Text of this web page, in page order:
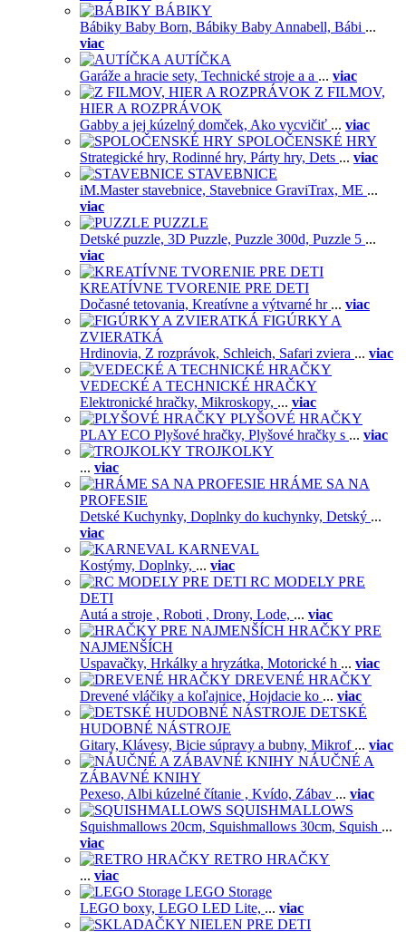
BÁBIKY
Bábiky Baby Born, Bábiky Baby Annabell, Bábi ...
viac
AUTÍČKA
Garáže a hracie sety, Technické stroje a a ... viac
Z FILMOV,
HIER A ROZPRÁVOK
Gabby a jej kúzelný domček, Ako vycvičiť ... viac
SPOLOČENSKÉ HRY
Strategické hry, Rodinné hry, Párty hry, Dets ... viac
STAVEBNICE
iM.Master stavebnice, Stavebnice GraviTrax, ME ...
viac
PUZZLE
Detské puzzle, 3D Puzzle, Puzzle 300d, Puzzle 5 ...
viac
KREATÍVNE TVORENIE PRE DETI
Dočasné tetovania, Kreatívne a výtvarné hr ... viac
FIGÚRKY A
ZVIERATKÁ
Hrdinovia, Z rozprávok, Schleich, Safari zviera ... viac
VEDECKÉ A TECHNICKÉ HRAČKY
Elektronické hračky, Mikroskopy, ... viac
PLYŠOVÉ HRAČKY
PLAY ECO Plyšové hračky, Plyšové hračky s ... viac
TROJKOLKY
... viac
HRÁME SA NA
PROFESIE
Detské Kuchynky, Doplnky do kuchynky, Detský ...
viac
KARNEVAL
Kostýmy, Doplnky, ... viac
RC MODELY PRE
DETI
Autá a stroje , Roboti , Drony, Lode, ... viac
HRAČKY PRE
NAJMENŠÍCH
Uspavačky, Hrkálky a hryzátka, Motorické h ... viac
DREVENÉ HRAČKY
Drevené vláčiky a koľajnice, Hojdacie ko ... viac
DETSKÉ
HUDOBNÉ NÁSTROJE
Gitary, Klávesy, Bicie súpravy a bubny, Mikrof ... viac
NÁUČNÉ A
ZÁBAVNÉ KNIHY
Pexeso, Albi kúzelné čítanie , Kvído, Zábav ... viac
SQUISHMALLOWS
Squishmallows 20cm, Squishmallows 30cm, Squish ...
viac
RETRO HRAČKY
... viac
LEGO Storage
LEGO boxy, LEGO LED Lite, ... viac